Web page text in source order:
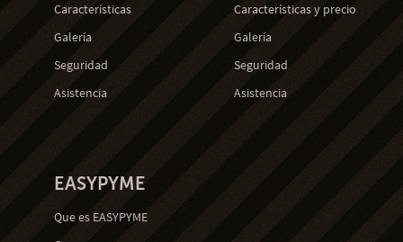
Características
Galería
Seguridad
Asistencia
Características y precio
Galería
Seguridad
Asistencia
EASYPYME
Que es EASYPYME